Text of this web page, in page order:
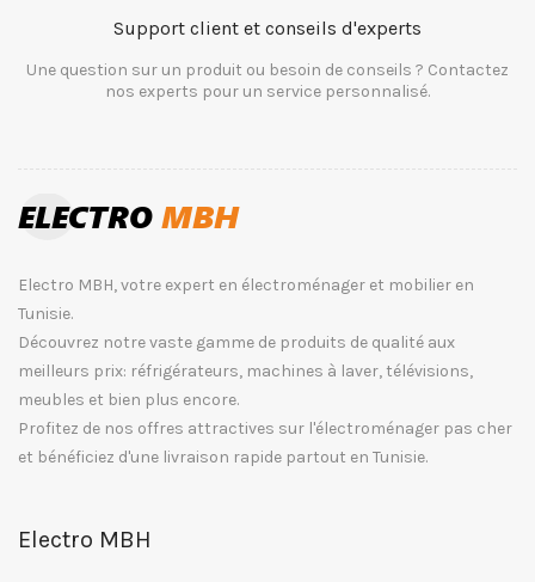
Support client et conseils d'experts
Une question sur un produit ou besoin de conseils ? Contactez
nos experts pour un service personnalisé.
Electro MBH, votre expert en électroménager et mobilier en
Tunisie.
Découvrez notre vaste gamme de produits de qualité aux
meilleurs prix: réfrigérateurs, machines à laver, télévisions,
meubles et bien plus encore.
Profitez de nos offres attractives sur l'électroménager pas cher
et bénéficiez d'une livraison rapide partout en Tunisie.
Electro MBH